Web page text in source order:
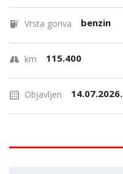
Vrsta goriva benzin
km 115.400
Objavljen 14.07.2026.